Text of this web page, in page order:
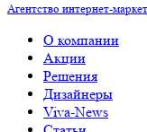
Агентство интернет-
О компании
Акции
Решения
Дизайнеры
Viva-News